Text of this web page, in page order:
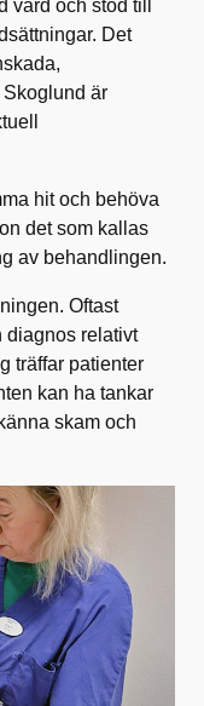
och stöd till
Det
är
hit och behöva
det som kallas
av behandlingen.
Oftast
diagnos relativt
träffar patienter
kan ha tankar
skam och